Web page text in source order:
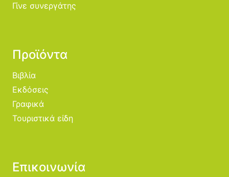
Γίνε συνεργάτης
Προϊόντα
Βιβλία
Εκδόσεις
Γραφικά
Τουριστικά είδη
Επικοινωνία